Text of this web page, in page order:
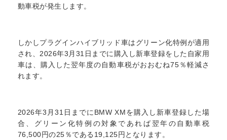
動車税が発生します。
しかしプラグインハイブリッド車はグリーン化特例が適用
され、2026年3月31日までに購入し新車登録をした自家用
車は、購入した翌年度の自動車税がおおむね75％軽減さ
れます。
2026年3月31日までにBMW XMを購入し新車登録した場
合、グリーン化特例の対象であれば翌年の自動車税
76,500円の25％である19,125円となります。